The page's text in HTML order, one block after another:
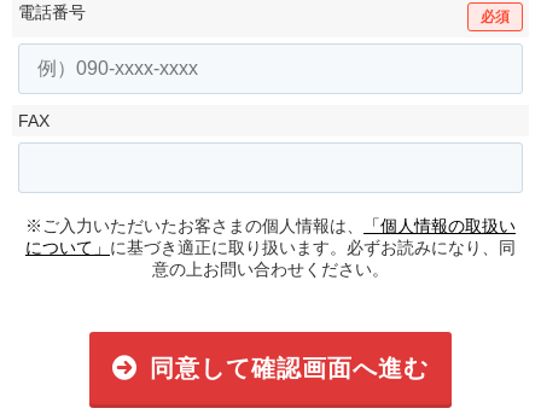
電話番号 必須
FAX
※ご入力いただいたお客さまの個人情報は、
「個人情報の取扱い
について」 に基づき適正に取り扱います。必ずお読みになり、同
意の上お問い合わせください。
同意して確認画面へ進む